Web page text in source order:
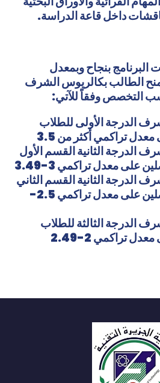
داخل قاعة الدراسة.
البرنامج بنجاح وبمعدل
لا يقل عن 2 يمنح الطالب بكالريوس الشرف
التخصص وفقاً للآتي:
الدرجة الأولى للطلاب
تراكمي أكثر من 3.5
الدرجة الثانية القسم الأول
على معدل تراكمي 3-3.49
الدرجة الثانية القسم الثاني
للطلاب الحاصلين على معدل تراكمي 2.5-
الدرجة الثالثة للطلاب
تراكمي 2-2.49